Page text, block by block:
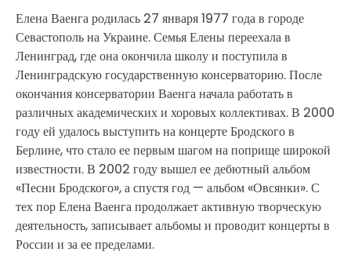
Елена Ваенга родилась 27 января 1977 года в городе
Севастополь на Украине. Семья Елены переехала в
Ленинград, где она окончила школу и поступила в
Ленинградскую государственную консерваторию. После
окончания консерватории Ваенга начала работать в
различных академических и хоровых коллективах. В 2000
году ей удалось выступить на концерте Бродского в
Берлине, что стало ее первым шагом на поприще широкой
известности. В 2002 году вышел ее дебютный альбом
«Песни Бродского», а спустя год — альбом «Овсянки». С
тех пор Елена Ваенга продолжает активную творческую
деятельность, записывает альбомы и проводит концерты в
России и за ее пределами.